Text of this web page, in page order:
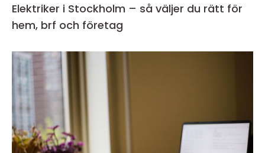
Elektriker i Stockholm – så väljer du rätt för
hem, brf och företag